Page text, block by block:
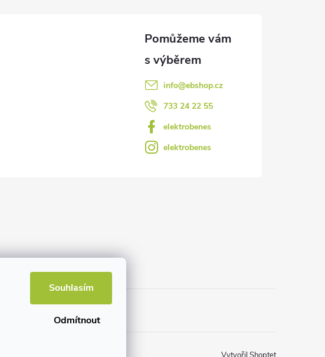
Souhlasím
Odmítnout
info@ebshop.cz
733 24 22 55
elektrobenes
elektrobenes